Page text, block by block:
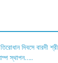
দিবসে বারদী
স্থাপন…..